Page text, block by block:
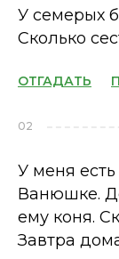
У семерых
Сколько
ОТГАДАТЬ
02
У меня
Ванюшке.
ему коня.
Завтра